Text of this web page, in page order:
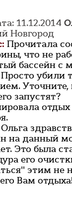
11.12.2014
Новгород
Прочитала
что не
бассейн с
убили
запустят?
отдых
Ольга
на данный
Это была
его
этим не
Вам